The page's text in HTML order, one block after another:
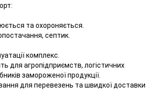
та охороняється.
септик.
комплекс.
для агропідприємств, логістичних
замороженої продукції.
для перевезень та швидкої доставки